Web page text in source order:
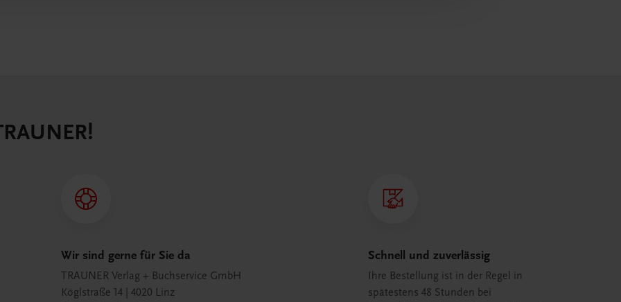
Wir sind gerne für Sie da
TRAUNER Verlag + Buchservice GmbH
Köglstraße 14 | 4020 Linz
Schnell und zuverlässig
Ihre Bestellung ist in der Regel in
spätestens 48 Stunden bei